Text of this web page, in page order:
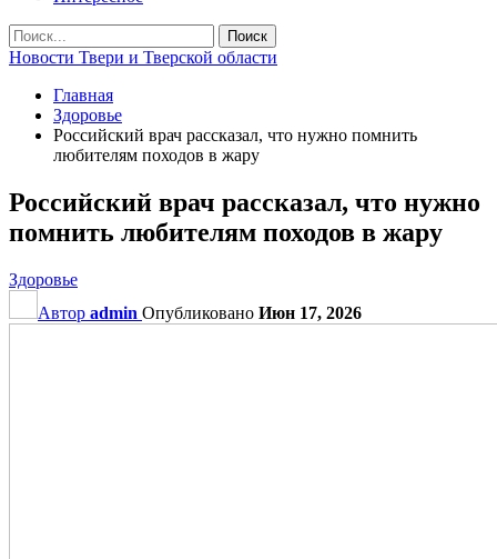
Новости Твери и Тверской области
Главная
Здоровье
Российский врач рассказал, что нужно помнить
любителям походов в жару
Российский врач рассказал, что нужно
помнить любителям походов в жару
Здоровье
Автор admin Опубликовано Июн 17, 2026